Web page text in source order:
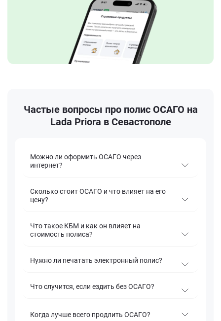
Частые вопросы про полис ОСАГО на
Lada Priora в Севастополе
Можно ли оформить ОСАГО через
интернет?
Сколько стоит ОСАГО и что влияет на его
цену?
Что такое КБМ и как он влияет на
стоимость полиса?
Нужно ли печатать электронный полис?
Что случится, если ездить без ОСАГО?
Когда лучше всего продлить ОСАГО?